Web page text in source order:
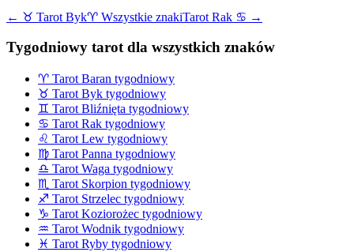
← ♉ Tarot Byk♈ Wszystkie znakiTarot Rak ♋ →
Tygodniowy tarot dla wszystkich znaków
♈ Tarot Baran tygodniowy
♉ Tarot Byk tygodniowy
♊ Tarot Bliźnięta tygodniowy
♋ Tarot Rak tygodniowy
♌ Tarot Lew tygodniowy
♍ Tarot Panna tygodniowy
♎ Tarot Waga tygodniowy
♏ Tarot Skorpion tygodniowy
♐ Tarot Strzelec tygodniowy
♑ Tarot Koziorożec tygodniowy
♒ Tarot Wodnik tygodniowy
♓ Tarot Ryby tygodniowy